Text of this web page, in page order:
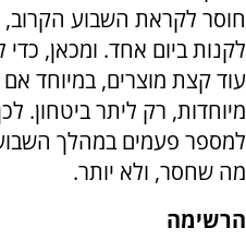
חוסר לקראת השבוע הקרוב,
לקנות ביום אחד. ומכאן,
עוד קצת מוצרים, במיוחד
מיוחדות, רק ליתר ביטחון.
למספר פעמים במהלך
מה שחסר, ולא יותר.
הרשימה